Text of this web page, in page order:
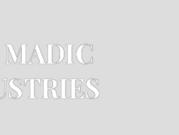
MADIC